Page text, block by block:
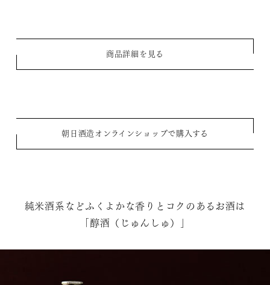
商品詳細を見る
朝日酒造オンラインショップで購入する
純米酒系などふくよかな香りとコクのあるお酒は
「醇酒（じゅんしゅ）」